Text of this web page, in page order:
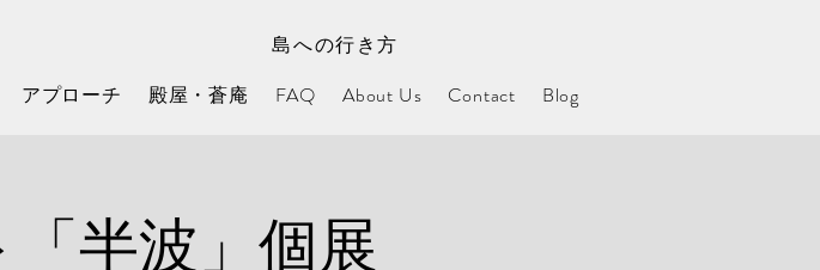
島への行き方
アプローチ 殿屋・蒼庵 FAQ About Us Contact Blog
半波」個展